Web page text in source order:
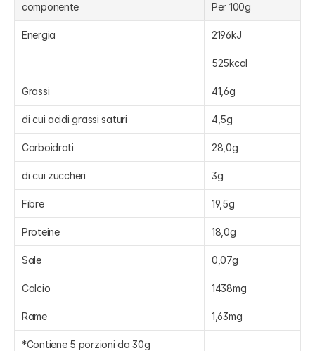
componente Per 100g
Energia 2196kJ
525kcal
Grassi 41,6g
di cui acidi grassi saturi 4,5g
Carboidrati 28,0g
di cui zuccheri 3g
Fibre 19,5g
Proteine 18,0g
Sale 0,07g
Calcio 1438mg
Rame 1,63mg
*Contiene 5 porzioni da 30g